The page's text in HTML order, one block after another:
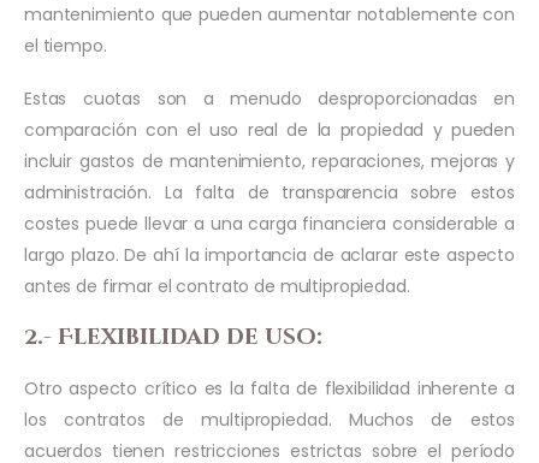
mantenimiento que pueden aumentar notablemente con
el tiempo.
Estas cuotas son a menudo desproporcionadas en
comparación con el uso real de la propiedad y pueden
incluir gastos de mantenimiento, reparaciones, mejoras y
administración. La falta de transparencia sobre estos
costes puede llevar a una carga financiera considerable a
largo plazo. De ahí la importancia de aclarar este aspecto
antes de firmar el contrato de multipropiedad.
2.- Flexibilidad de uso:
Otro aspecto crítico es la falta de flexibilidad inherente a
los contratos de multipropiedad. Muchos de estos
acuerdos tienen restricciones estrictas sobre el período